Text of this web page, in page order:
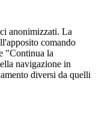
anonimizzati. La
comando
"Continua la
navigazione in
diversi da quelli